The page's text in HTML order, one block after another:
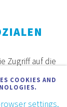
COOKIES AND
settings,
Zugriff auf die